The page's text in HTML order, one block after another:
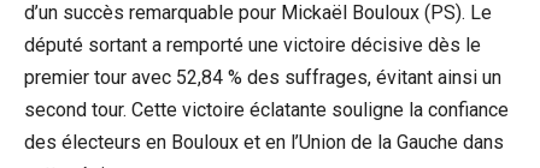
d’un succès remarquable pour Mickaël Bouloux (PS). Le
député sortant a remporté une victoire décisive dès le
premier tour avec 52,84 % des suffrages, évitant ainsi un
second tour. Cette victoire éclatante souligne la confiance
des électeurs en Bouloux et en l’Union de la Gauche dans